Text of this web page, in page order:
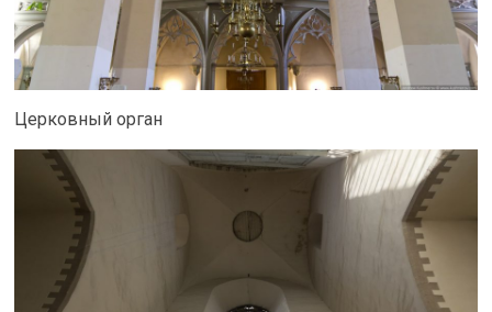
Церковный орган